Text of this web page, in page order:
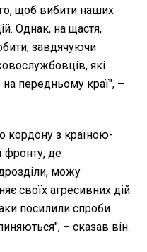
щоб вибити наших
Однак, на щастя,
завдячуючи
які
передньому краї", –
кордону з країною-
фронту, де
можу
своїх агресивних дій.
посилили спроби
– сказав він.